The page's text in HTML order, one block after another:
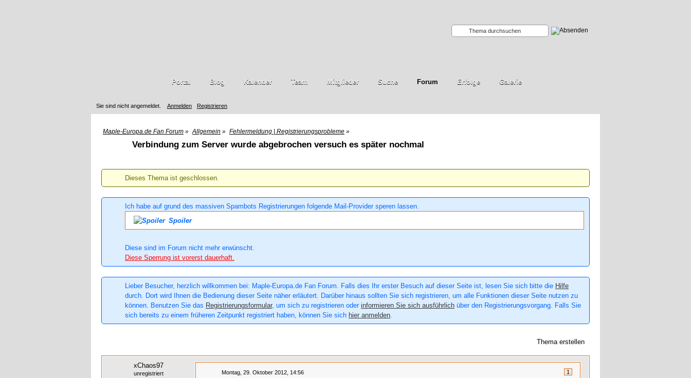
Sie sind nicht angemeldet. Anmelden Registrieren
Portal Blog Kalender Team Mitglieder Suche Forum Erfolge Galerie
Maple-Europa.de Fan Forum » Allgemein » Fehlermeldung | Registrierungsprobleme »
Verbindung zum Server wurde abgebrochen versuch es später nochmal
Dieses Thema ist geschlossen.
Ich habe auf grund des massiven Spambots Registrierungen folgende Mail-Provider speren lassen.
Spoiler
Diese sind im Forum nicht mehr erwünscht.
Diese Sperrung ist vorerst dauerhaft.
Lieber Besucher, herzlich willkommen bei: Maple-Europa.de Fan Forum. Falls dies Ihr erster Besuch auf dieser Seite ist, lesen Sie sich bitte die Hilfe
durch. Dort wird Ihnen die Bedienung dieser Seite näher erläutert. Darüber hinaus sollten Sie sich registrieren, um alle Funktionen dieser Seite nutzen zu
können. Benutzen Sie das Registrierungsformular, um sich zu registrieren oder informieren Sie sich ausführlich über den Registrierungsvorgang. Falls Sie
sich bereits zu einem früheren Zeitpunkt registriert haben, können Sie sich hier anmelden.
Thema erstellen
xChaos97
unregistriert 1
Montag, 29. Oktober 2012, 14:56